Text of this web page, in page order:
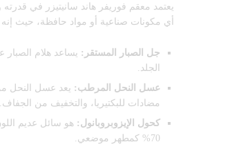
يعتمد معقم فوريفر هاند سانيتيزر في
أي مكونات صناعية أو مواد حافظة، حيث إنه
جل الصبار المستقر: يساعد هلام الصبار
الجلد.
عسل النحل المرطب: يعد عسل النحل من
مضادات للبكتيريا، والتخفيف من الجفاف.
كحول الإيزوبروبانول: هو سائل عديم
70% كمطهر موضعي.